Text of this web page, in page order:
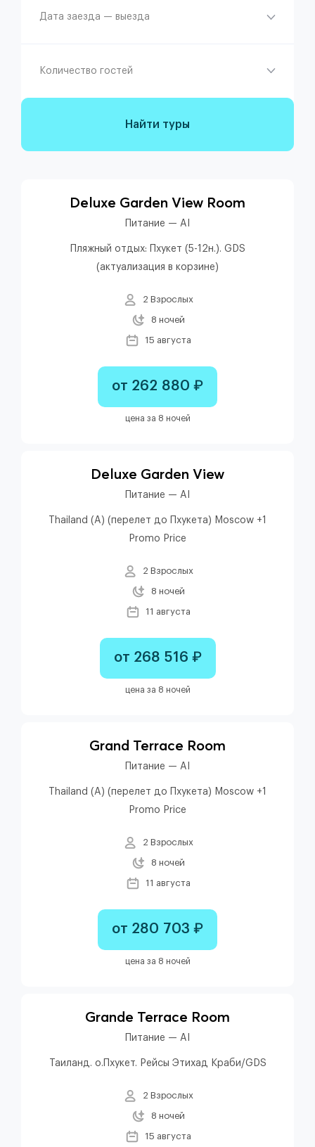
Дата заезда — выезда
Количество гостей
Найти туры
Deluxe Garden View Room
Питание — AI
Пляжный отдых: Пхукет (5-12н.). GDS
(актуализация в корзине)
2 Взрослых
8 ночей
15 августа
от 262 880 ₽
цена за 8 ночей
Deluxe Garden View
Питание — AI
Thailand (A) (перелет до Пхукета) Moscow +1
Promo Price
2 Взрослых
8 ночей
11 августа
от 268 516 ₽
цена за 8 ночей
Grand Terrace Room
Питание — AI
Thailand (A) (перелет до Пхукета) Moscow +1
Promo Price
2 Взрослых
8 ночей
11 августа
от 280 703 ₽
цена за 8 ночей
Grande Terrace Room
Питание — AI
Таиланд. о.Пхукет. Рейсы Этихад Краби/GDS
2 Взрослых
8 ночей
15 августа